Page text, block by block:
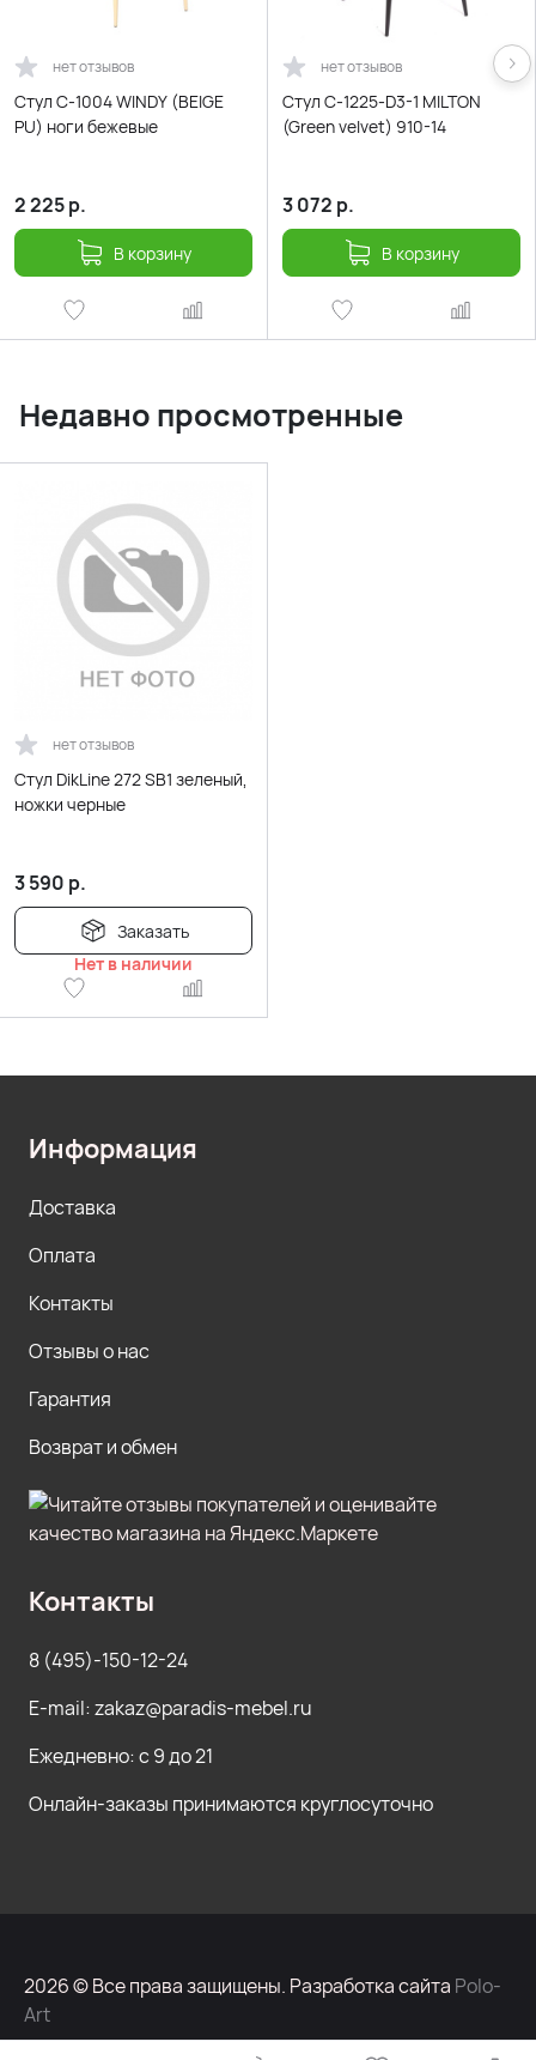
нет отзывов
Стул С-1004 WINDY (BEIGE
PU) ноги бежевые
2 225р.
В корзину
нет отзывов
Стул С-1225-D3-1 MILTON
(Green velvet) 910-14
3 072 р.
В корзину
Недавно просмотренные
нет отзывов
Стул DikLine 272 SB1 зеленый,
ножки черные
3 590 р.
Заказать
Нет в наличии
Информация
Доставка
Оплата
Контакты
Отзывы о нас
Гарантия
Возврат и обмен
Контакты
8 (495)-150-12-24
E-mail: zakaz@paradis-mebel.ru
Ежедневно: с 9 до 21
Онлайн-заказы принимаются круглосуточно
2026 © Все права защищены. Разработка сайта Polo-
Art